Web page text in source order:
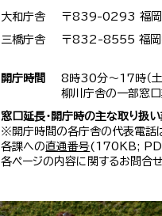
大和庁舎 〒839-0293 福岡
三橋庁舎 〒832-8555 福岡
開庁時間
8時30分～17時（土
柳川庁舎の一部窓
窓口延長・開庁時の主な取り扱
※開庁時間の各庁舎の代表電話
各課への直通番号(170KB;
各ページの内容に関するお問合